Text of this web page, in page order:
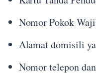
Nomor Pokok
Alamat domisili
Nomor telepon